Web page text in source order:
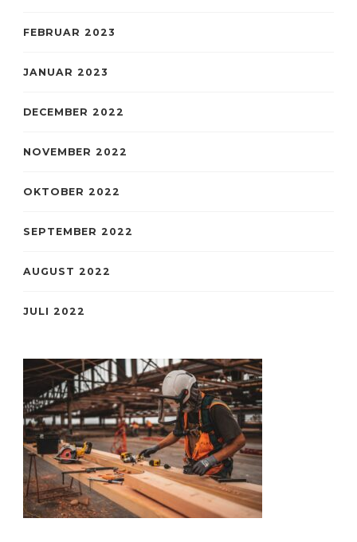
FEBRUAR 2023
JANUAR 2023
DECEMBER 2022
NOVEMBER 2022
OKTOBER 2022
SEPTEMBER 2022
AUGUST 2022
JULI 2022